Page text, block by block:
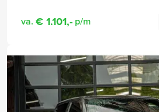
va. € 1.101,- p/m